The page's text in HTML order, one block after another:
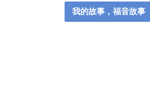
我的故事，福音故事